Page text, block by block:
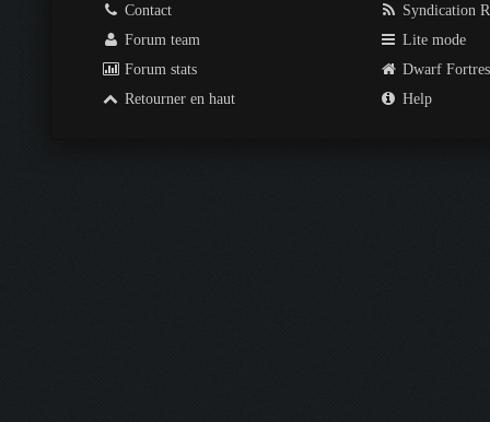
Contact
Forum team
Forum stats
Retourner en haut
Syndication
Lite mode
Dwarf
Help